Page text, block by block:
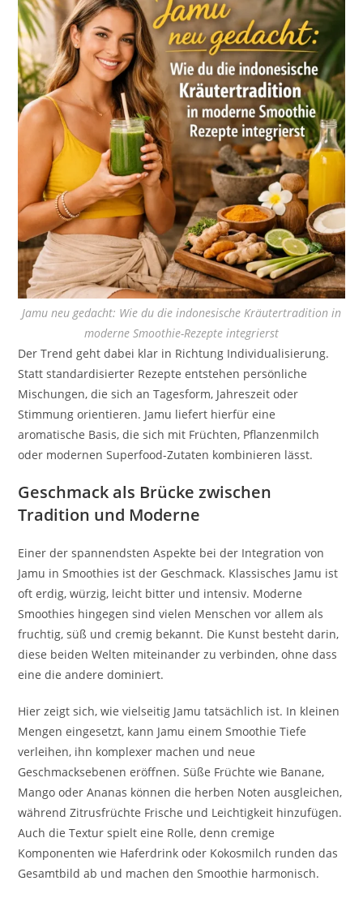
Jamu neu gedacht: Wie du die indonesische Kräutertradition in
moderne Smoothie-Rezepte integrierst
Der Trend geht dabei klar in Richtung Individualisierung.
Statt standardisierter Rezepte entstehen persönliche
Mischungen, die sich an Tagesform, Jahreszeit oder
Stimmung orientieren. Jamu liefert hierfür eine
aromatische Basis, die sich mit Früchten, Pflanzenmilch
oder modernen Superfood-Zutaten kombinieren lässt.
Geschmack als Brücke zwischen
Tradition und Moderne
Einer der spannendsten Aspekte bei der Integration von
Jamu in Smoothies ist der Geschmack. Klassisches Jamu ist
oft erdig, würzig, leicht bitter und intensiv. Moderne
Smoothies hingegen sind vielen Menschen vor allem als
fruchtig, süß und cremig bekannt. Die Kunst besteht darin,
diese beiden Welten miteinander zu verbinden, ohne dass
eine die andere dominiert.
Hier zeigt sich, wie vielseitig Jamu tatsächlich ist. In kleinen
Mengen eingesetzt, kann Jamu einem Smoothie Tiefe
verleihen, ihn komplexer machen und neue
Geschmacksebenen eröffnen. Süße Früchte wie Banane,
Mango oder Ananas können die herben Noten ausgleichen,
während Zitrusfrüchte Frische und Leichtigkeit hinzufügen.
Auch die Textur spielt eine Rolle, denn cremige
Komponenten wie Haferdrink oder Kokosmilch runden das
Gesamtbild ab und machen den Smoothie harmonisch.